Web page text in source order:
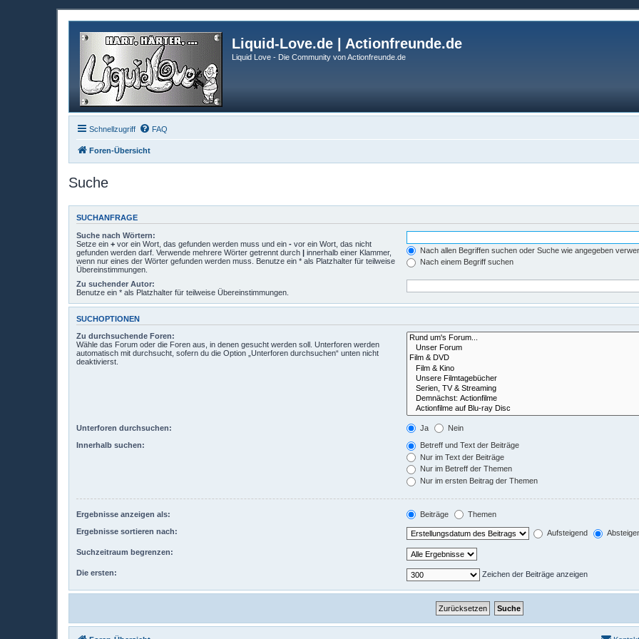
Liquid-Love.de | Actionfreunde.de
Liquid Love - Die Community von Actionfreunde.de
Schnellzugriff FAQ
Foren-Übersicht
Suche
SUCHANFRAGE
Suche nach Wörtern:
Setze ein + vor ein Wort, das gefunden werden muss und ein - vor ein Wort, das nicht
gefunden werden darf. Verwende mehrere Wörter getrennt durch | innerhalb einer Klammer,
wenn nur eines der Wörter gefunden werden muss. Benutze ein * als Platzhalter für teilweise
Übereinstimmungen.
Nach allen Begriffen suchen oder Suche wie angegeben
Nach einem Begriff suchen
Zu suchender Autor:
Benutze ein * als Platzhalter für teilweise Übereinstimmungen.
SUCHOPTIONEN
Zu durchsuchende Foren:
Wähle das Forum oder die Foren aus, in denen gesucht werden soll. Unterforen werden
automatisch mit durchsucht, sofern du die Option „Unterforen durchsuchen“ unten nicht
deaktivierst.
Unterforen durchsuchen: Ja Nein
Innerhalb suchen:
Betreff und Text der Beiträge
Nur im Text der Beiträge
Nur im Betreff der Themen
Nur im ersten Beitrag der Themen
Ergebnisse anzeigen als: Beiträge Themen
Ergebnisse sortieren nach: Aufsteigend
Suchzeitraum begrenzen:
Die ersten: Zeichen der Beiträge anzeigen